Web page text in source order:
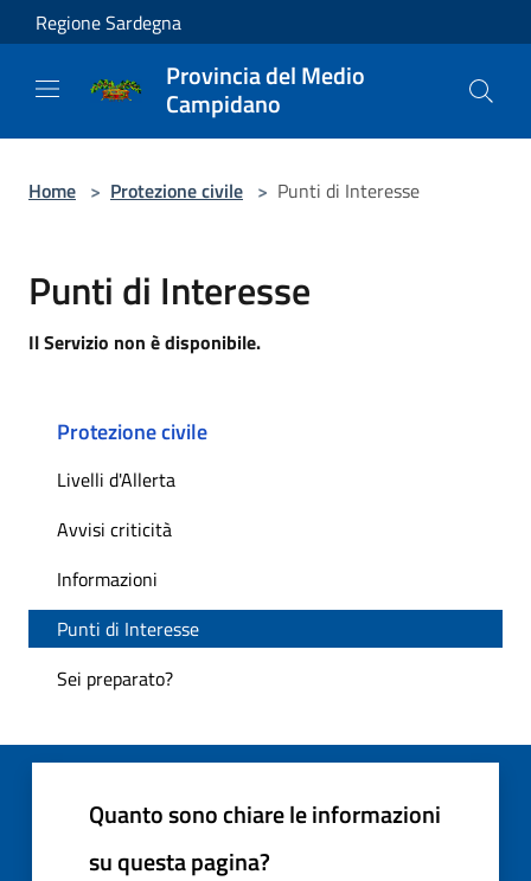
Salta al contenuto principale
Regione Sardegna
Provincia del Medio
Campidano
Home > Protezione civile > Punti di Interesse
Punti di Interesse
Il Servizio non è disponibile.
Protezione civile
Livelli d'Allerta
Avvisi criticità
Informazioni
Punti di Interesse
Sei preparato?
Quanto sono chiare le informazioni
su questa pagina?